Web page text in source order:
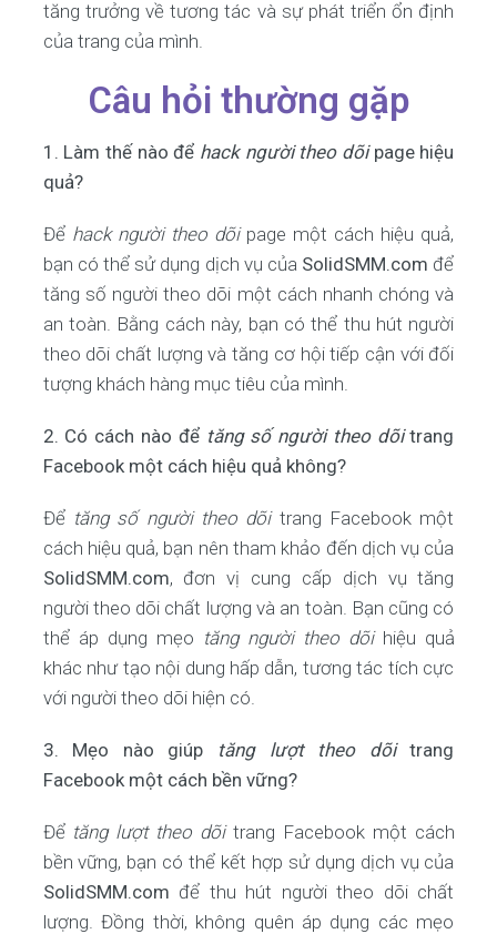
tăng trưởng về tương tác và sự phát triển ổn định
của trang của mình.
Câu hỏi thường gặp
1. Làm thế nào để hack người theo dõipage hiệu
quả?
Để hack người theo dõipage một cách hiệu quả,
bạn có thể sử dụng dịch vụ của SolidSMM.com để
tăng số người theo dõi một cách nhanh chóng và
an toàn. Bằng cách này, bạn có thể thu hút người
theo dõi chất lượng và tăng cơ hội tiếp cận với đối
tượng khách hàng mục tiêu của mình.
2. Có cách nào để tăng số người theo dõitrang
Facebook một cách hiệu quả không?
Để tăng số người theo dõitrang Facebook một
cách hiệu quả, bạn nên tham khảo đến dịch vụ của
SolidSMM.com, đơn vị cung cấp dịch vụ tăng
người theo dõi chất lượng và an toàn. Bạn cũng có
thể áp dụng mẹo tăng người theo dõihiệu quả
khác như tạo nội dung hấp dẫn, tương tác tích cực
với người theo dõi hiện có.
3. Mẹo nào giúp tăng lượt theo dõitrang
Facebook một cách bền vững?
Để tăng lượt theo dõitrang Facebook một cách
bền vững, bạn có thể kết hợp sử dụng dịch vụ của
SolidSMM.com để thu hút người theo dõi chất
lượng. Đồng thời, không quên áp dụng các mẹo